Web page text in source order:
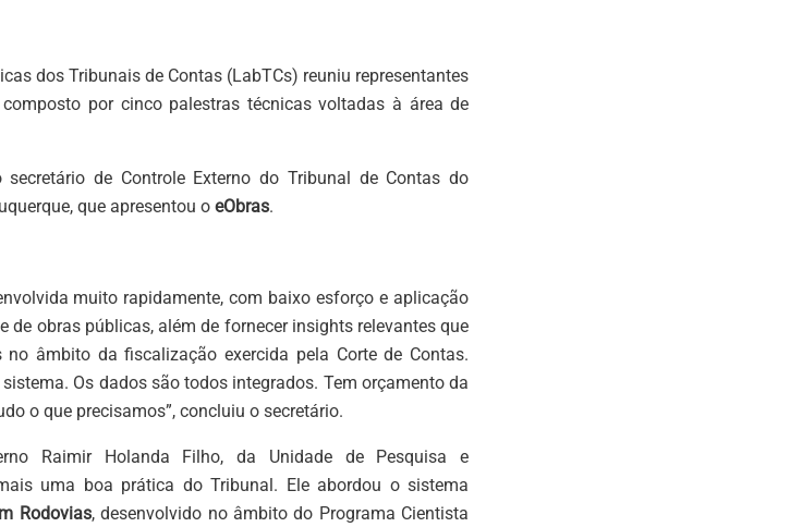
dos Tribunais de Contas (LabTCs) reuniu representantes
por cinco palestras técnicas voltadas à área de
de Controle Externo do Tribunal de Contas do
que apresentou o eObras.
muito rapidamente, com baixo esforço e aplicação
de obras públicas, além de fornecer insights relevantes que
âmbito da fiscalização exercida pela Corte de Contas.
Os dados são todos integrados. Tem orçamento da
o que precisamos”, concluiu o secretário.
Raimir Holanda Filho, da Unidade de Pesquisa e
uma boa prática do Tribunal. Ele abordou o sistema
Rodovias, desenvolvido no âmbito do Programa Cientista